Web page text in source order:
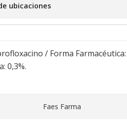
ubicaciones
/ Forma
0,3%.
Faes Farma